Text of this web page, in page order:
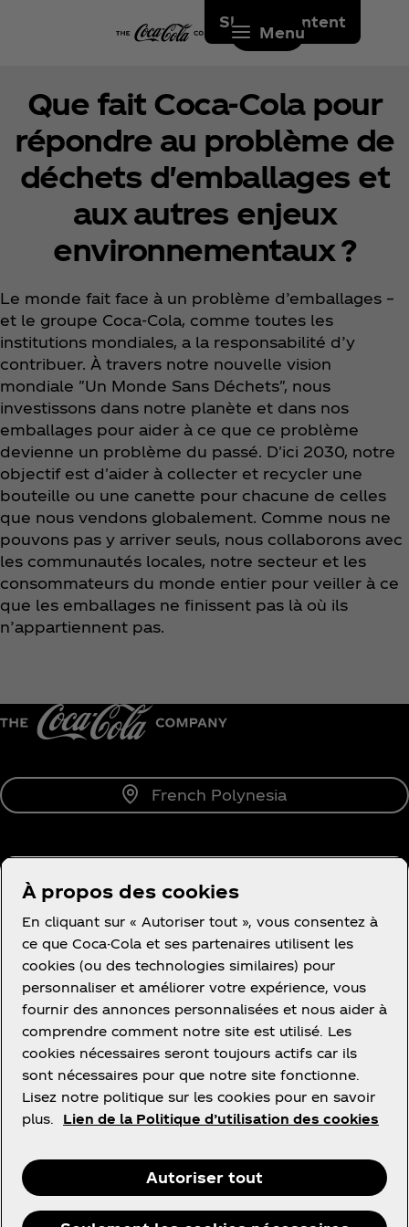
Skip to content
Menu
Que fait Coca‑Cola pour
répondre au problème de
déchets d'emballages et
aux autres enjeux
environnementaux ?
Le monde fait face à un problème d’emballages –
et le groupe Coca‑Cola, comme toutes les
institutions mondiales, a la responsabilité d’y
contribuer. À travers notre nouvelle vision
mondiale "Un Monde Sans Déchets", nous
investissons dans notre planète et dans nos
emballages pour aider à ce que ce problème
devienne un problème du passé. D'ici 2030, notre
objectif est d'aider à collecter et recycler une
bouteille ou une canette pour chacune de celles
que nous vendons globalement. Comme nous ne
pouvons pas y arriver seuls, nous collaborons avec
les communautés locales, notre secteur et les
consommateurs du monde entier pour veiller à ce
que les emballages ne finissent pas là où ils
n’appartiennent pas.
French Polynesia
A propos de nous
Besoin d’aide?
Utilisation
Facebook
À propos des cookies
En cliquant sur « Autoriser tout », vous consentez à
ce que Coca-Cola et ses partenaires utilisent les
cookies (ou des technologies similaires) pour
personnaliser et améliorer votre expérience, vous
fournir des annonces personnalisées et nous aider à
comprendre comment notre site est utilisé. Les
cookies nécessaires seront toujours actifs car ils
sont nécessaires pour que notre site fonctionne.
Lisez notre politique sur les cookies pour en savoir
plus.
Lien de la Politique d’utilisation des cookies
Autoriser tout